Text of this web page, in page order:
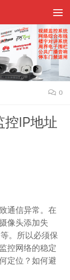
0
IP地址
通信异常。在
像头添加失
。所以必须保
控网络的稳定
定位？如何避